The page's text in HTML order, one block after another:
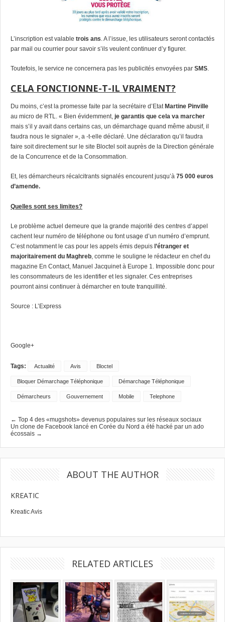
L’inscription est valable trois ans . A l’issue, les utilisateurs seront contactés
par mail ou courrier pour savoir s’ils veulent continuer d’y figurer.
Toutefois, le service ne concernera pas les publicités envoyées par SMS
CELA FONCTIONNE-T-IL VRAIMENT?
Du moins, c’est la promesse faite par la secrétaire d’Etat Martine Pinville
au micro de RTL. « Bien évidemment, je garantis que cela va marcher
mais s’il y avait dans certains cas, un démarchage quand même abusif, il
faudra nous le signaler », a -t-elle déclaré. Une déclaration qu’il faudra
faire soit directement sur le site Bloctel soit auprès de la Direction générale
de la Concurrence et de la Consommation.
Et, les démarcheurs récalcitrants signalés encourent jusqu’à 75 000 euros
d’amende.
Quelles sont ses limites?
Le problème actuel demeure que la grande majorité des centres d’appel
cachent leur numéro de téléphone ou font usage d’un numéro d’emprunt.
C’est notamment le cas pour les appels émis depuis l’étranger et
majoritairement du Maghreb , comme le souligne le rédacteur en chef du
magazine En Contact, Manuel Jacquinet à Europe 1. Impossible donc pour
les consommateurs de les identifier et les signaler. Ces entreprises
pourront ainsi continuer à démarcher en toute tranquillité.
Source : L’Express
Google+
Tags: Actualité Avis Bloctel
Bloquer Démarchage Téléphonique Démarchage Téléphonique
Démarcheurs Gouvernement Mobile Telephone
← Top 4 des «mugshots» devenus populaires sur les réseaux sociaux
Un clone de Facebook lancé en Corée du Nord a été hacké par un ado
écossais →
ABOUT THE AUTHOR
KREATIC
Kreatic Avis
RELATED ARTICLES